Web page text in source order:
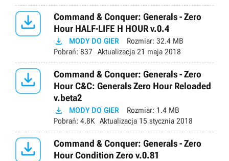

Command & Conquer: Generals - Zero
Hour HALF-LIFE H HOUR v.0.4
 MODY DO GIER Rozmiar: 32.4 MB
Pobrań: 837 Aktualizacja 21 maja 2018

Command & Conquer: Generals - Zero
Hour C&C: Generals Zero Hour Reloaded
v.beta2
 MODY DO GIER Rozmiar: 1.4 MB
Pobrań: 4.8K Aktualizacja 15 stycznia 2018

Command & Conquer: Generals - Zero
Hour Condition Zero v.0.81